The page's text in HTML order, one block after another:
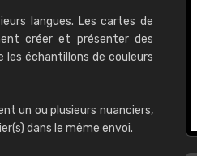
langues. Les cartes de
créer et présenter des
les échantillons de couleurs
un ou plusieurs nuanciers,
dans le même envoi.
RAL K7 à base d'eau
216 couleurs RAL Classic
5 x 15 cm, brillant